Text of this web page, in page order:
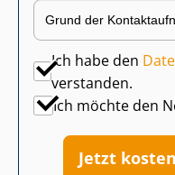
Ich habe den
verstanden.
Ich möchte den
Jetzt